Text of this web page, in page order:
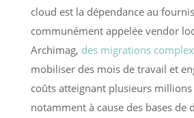
cloud est la dépendance au
communément appelée vendor
Archimag, des migrations
mobiliser des mois de travail et
coûts atteignant plusieurs millions
notamment à cause des bases de